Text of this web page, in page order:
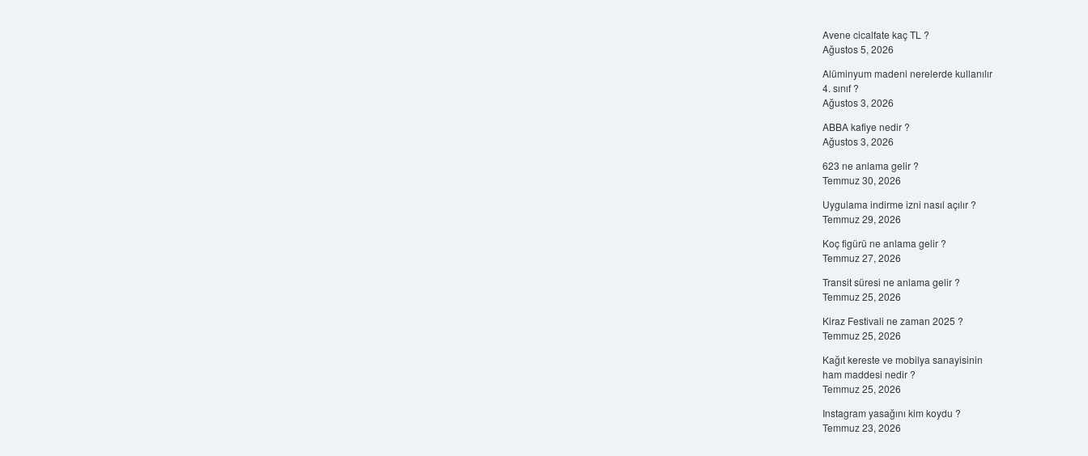
Avene cicalfate kaç TL ?
Ağustos 5, 2026
Alüminyum madeni nerelerde kullanılır
4. sınıf ?
Ağustos 3, 2026
ABBA kafiye nedir ?
Ağustos 3, 2026
623 ne anlama gelir ?
Temmuz 30, 2026
Uygulama indirme izni nasıl açılır ?
Temmuz 29, 2026
Koç figürü ne anlama gelir ?
Temmuz 27, 2026
Transit süresi ne anlama gelir ?
Temmuz 25, 2026
Kiraz Festivali ne zaman 2025 ?
Temmuz 25, 2026
Kağıt kereste ve mobilya sanayisinin
ham maddesi nedir ?
Temmuz 25, 2026
Instagram yasağını kim koydu ?
Temmuz 23, 2026